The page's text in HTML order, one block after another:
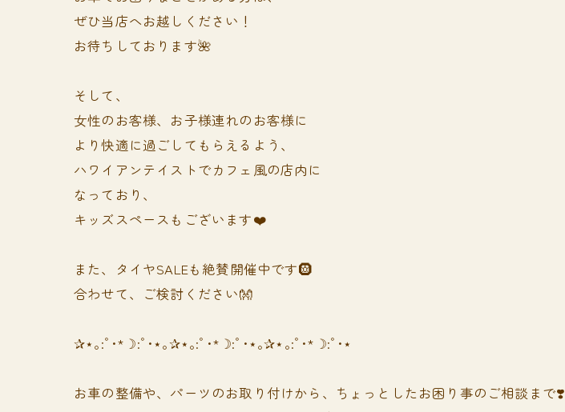
ぜひ当店へお越しください！
お待ちしております🌺
そして、
女性のお客様、お子様連れのお客様に
より快適に過ごしてもらえるよう、
ハワイアンテイストでカフェ風の店内に
なっており、
キッズスペースもございます❤️
また、タイヤSALEも絶賛開催中です🛞
合わせて、ご検討ください👐
✰⋆｡:ﾟ･*☽:ﾟ･⋆｡✰⋆｡:ﾟ･*☽:ﾟ･⋆｡✰⋆｡:ﾟ･*☽:ﾟ･⋆
お車の整備や、パーツのお取り付けから、ちょっとしたお困り事のご相談まで❣️